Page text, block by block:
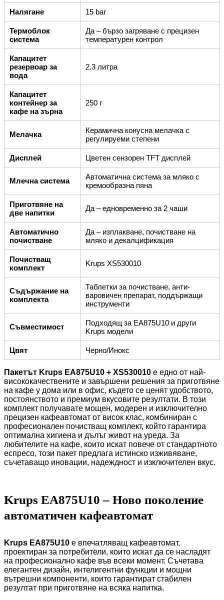
Налягане 15 bar
Термоблок
система
Да – бързо загряване с прецизен
температурен контрол
Капацитет
резервоар за
вода
2.3 литра
Капацитет
контейнер за
кафе на зърна
250 г
Мелачка
Керамична конусна мелачка с
регулируеми степени
Дисплей Цветен сензорен TFT дисплей
Млечна система
Автоматична система за мляко с
кремообразна пяна
Приготвяне на
две напитки
Да – едновременно за 2 чаши
Автоматично
почистване
Да – изплакване, почистване на
мляко и декалцификация
Почистващ
комплект
Krups XS530010
Съдържание на
комплекта
Таблетки за почистване, анти-
варовичен препарат, поддържащи
инструменти
Съвместимост
Подходящ за EA875U10 и други
Krups модели
Цвят Черно/Инокс
Пакетът Krups EA875U10 + XS530010 е едно от най-
висококачествените и завършени решения за приготвяне
на кафе у дома или в офис, където се ценят удобството,
постоянството и премиум вкусовите резултати. В този
комплект получавате мощен, модерен и изключително
прецизен кафеавтомат от висок клас, комбиниран с
професионален почистващ комплект, който гарантира
оптимална хигиена и дълъг живот на уреда. За
любителите на кафе, които искат повече от стандартното
еспресо, този пакет предлага истинско изживяване,
съчетаващо иновации, надеждност и изключителен вкус.
Krups EA875U10 – Ново поколение
автоматичен кафеавтомат
Krups EA875U10 е впечатляващ кафеавтомат,
проектиран за потребители, които искат да се насладят
на професионално кафе във всеки момент. Съчетава
елегантен дизайн, интелигентни функции и мощни
вътрешни компоненти, които гарантират стабилен
резултат при приготвяне на всяка напитка.